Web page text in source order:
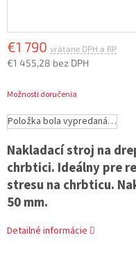
€1 790
€1 455,28 bez DPH
cena:
Možnosti doručenia
Položka bola vypredaná…
Nakladací stroj na
chrbtici. Ideálny pre
stresu na chrbticu.
50 mm.
Detailné informácie